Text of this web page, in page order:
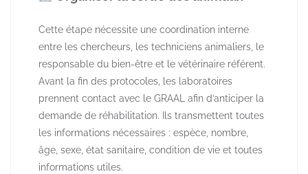
Cette étape nécessite une coordination interne
entre les chercheurs, les techniciens animaliers, le
responsable du bien-être et le vétérinaire référent.
Avant la fin des protocoles, les laboratoires
prennent contact avec le GRAAL afin d’anticiper la
demande de réhabilitation. Ils transmettent toutes
les informations nécessaires : espèce, nombre,
âge, sexe, état sanitaire, condition de vie et toutes
informations utiles.